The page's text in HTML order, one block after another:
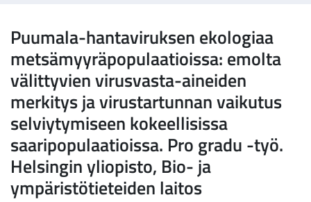
Puumala-hantaviruksen ekologiaa
metsämyyräpopulaatioissa: emolta
välittyvien virusvasta-aineiden
merkitys ja virustartunnan vaikutus
selviytymiseen kokeellisissa
saaripopulaatioissa. Pro gradu -työ.
Helsingin yliopisto, Bio- ja
ympäristötieteiden laitos